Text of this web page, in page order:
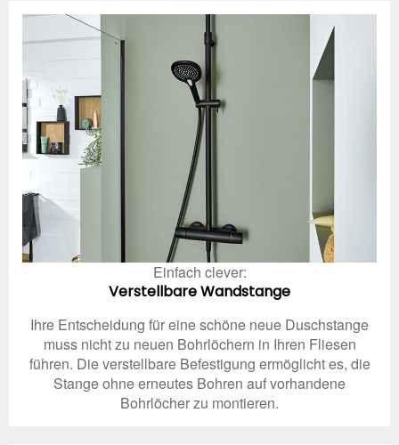
Einfach clever:
Verstellbare Wandstange
Ihre Entscheidung für eine schöne neue Duschstange
muss nicht zu neuen Bohrlöchern in Ihren Fliesen
führen. Die verstellbare Befestigung ermöglicht es, die
Stange ohne erneutes Bohren auf vorhandene
Bohrlöcher zu montieren.